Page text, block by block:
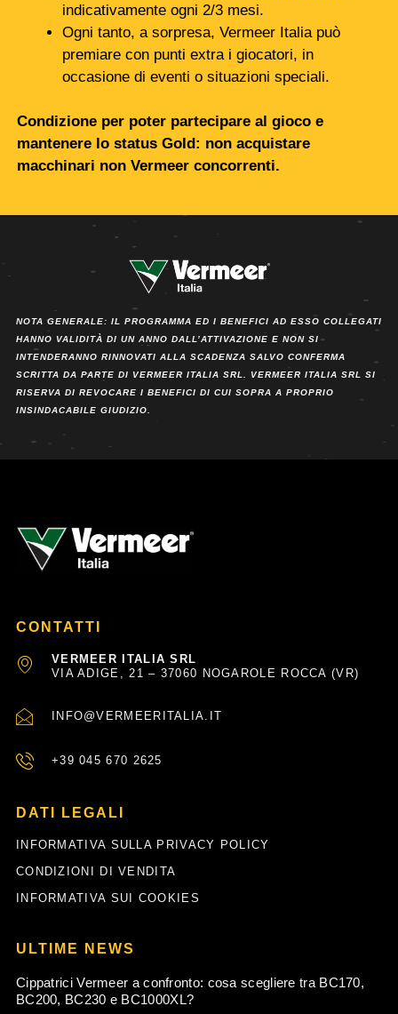
indicativamente ogni 2/3 mesi.
Ogni tanto, a sorpresa, Vermeer Italia può
premiare con punti extra i giocatori, in
occasione di eventi o situazioni speciali.
Condizione per poter partecipare al gioco e
mantenere lo status Gold: non acquistare
macchinari non Vermeer concorrenti.
NOTA GENERALE: IL PROGRAMMA ED I BENEFICI AD ESSO COLLEGATI
HANNO VALIDITÀ DI UN ANNO DALL’ATTIVAZIONE E NON SI
INTENDERANNO RINNOVATI ALLA SCADENZA SALVO CONFERMA
SCRITTA DA PARTE DI VERMEER ITALIA SRL. VERMEER ITALIA SRL SI
RISERVA DI REVOCARE I BENEFICI DI CUI SOPRA A PROPRIO
INSINDACABILE GIUDIZIO.
CONTATTI
VERMEER ITALIA SRL
VIA ADIGE, 21 – 37060 NOGAROLE ROCCA (VR)
INFO@VERMEERITALIA.IT
+39 045 670 2625
DATI LEGALI
INFORMATIVA SULLA PRIVACY POLICY
CONDIZIONI DI VENDITA
INFORMATIVA SUI COOKIES
ULTIME NEWS
Cippatrici Vermeer a confronto: cosa scegliere tra BC170,
BC200, BC230 e BC1000XL?